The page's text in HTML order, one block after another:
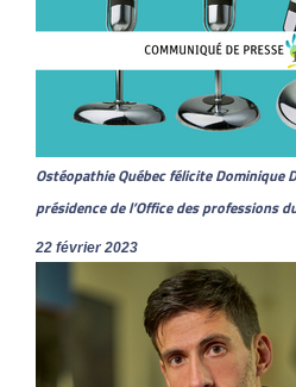
Ostéopathie Québec félicite Dominique
présidence de l’Office des professions
22 février 2023